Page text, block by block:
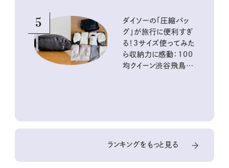
5
ダイソーの「圧縮バッ
グ」が旅行に便利すぎ
る！3サイズ使ってみた
ら収納力に感動：100
均クイーン渋谷飛鳥の
ランキングをもっと見る